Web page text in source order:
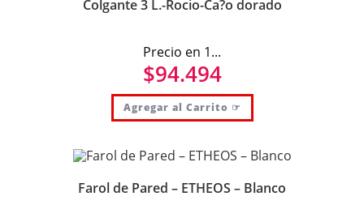
Colgante 3 L.-Rocio-Ca?o dorado
Precio en 1...
$94.494
Agregar al Carrito ☞
Farol de Pared – ETHEOS – Blanco